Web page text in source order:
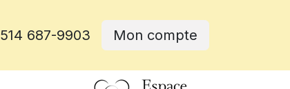
514 687-9903 Mon compte